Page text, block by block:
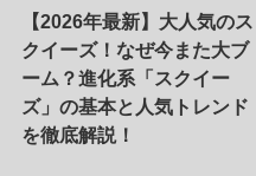
【2026年最新】大人気のス
クイーズ！なぜ今また大ブ
ーム？進化系「スクイー
ズ」の基本と人気トレンド
を徹底解説！